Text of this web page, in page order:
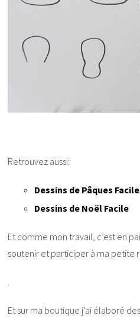
Retrouvez aussi:
Dessins de Pâques Facile
Dessins de Noël Facile
Et comme mon travail, c’est en
soutenir et participer à ma petite
Et sur ma boutique j’ai élaboré